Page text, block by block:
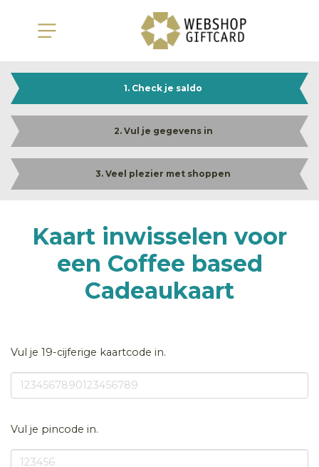
1. Check je saldo
2. Vul je gegevens in
3. Veel plezier met shoppen
Kaart inwisselen voor
een Coffee based
Cadeaukaart
Vul je 19-cijferige kaartcode in.
Vul je pincode in.